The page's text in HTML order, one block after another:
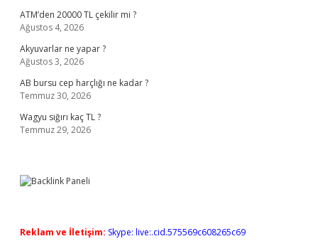
ATM’den 20000 TL çekilir mi ?
Ağustos 4, 2026
Akyuvarlar ne yapar ?
Ağustos 3, 2026
AB bursu cep harçlığı ne kadar ?
Temmuz 30, 2026
Wagyu sığırı kaç TL ?
Temmuz 29, 2026
Reklam ve İletişim: Skype: live:.cid.575569c608265c69